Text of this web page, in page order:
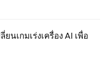
นเกมเร่งเครื่อง AI เพื่อ